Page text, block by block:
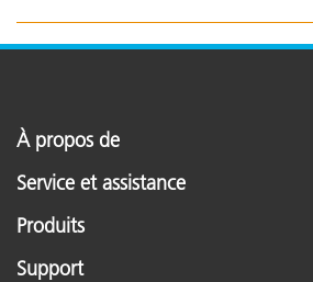
À propos de
Service et assistance
Produits
Support